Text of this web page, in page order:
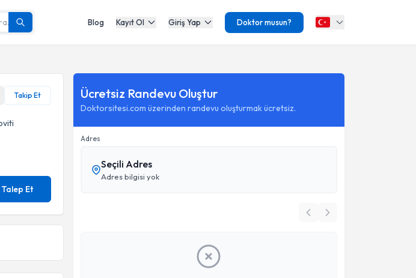
Blog Kayıt Ol Giriş Yap Doktor musun?
Takip Et
Et
Ücretsiz Randevu Oluştur
Doktorsitesi.com üzerinden randevu oluşturmak ücretsiz.
Adres
Seçili Adres
Adres bilgisi yok